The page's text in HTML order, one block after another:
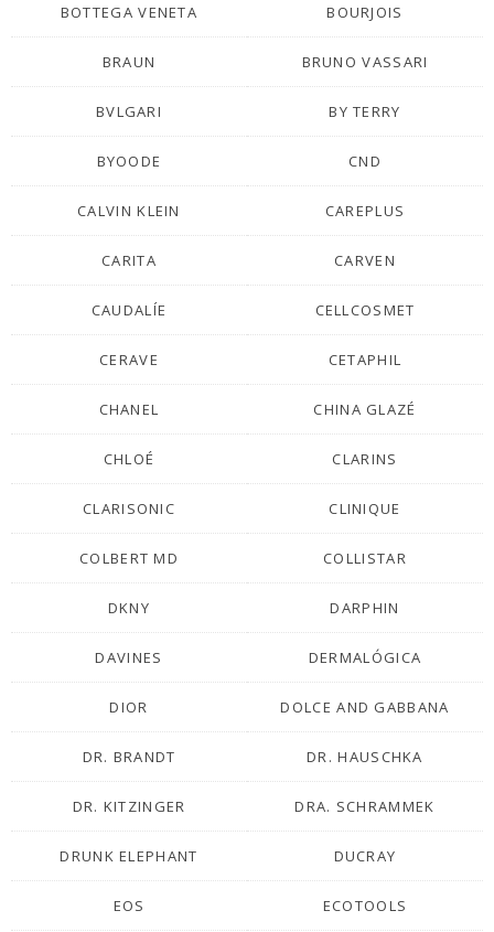
BOTTEGA VENETA BOURJOIS
BRAUN BRUNO VASSARI
BVLGARI BY TERRY
BYOODE CND
CALVIN KLEIN CAREPLUS
CARITA CARVEN
CAUDALÍE CELLCOSMET
CERAVE CETAPHIL
CHANEL CHINA GLAZÉ
CHLOÉ CLARINS
CLARISONIC CLINIQUE
COLBERT MD COLLISTAR
DKNY DARPHIN
DAVINES DERMALÓGICA
DIOR DOLCE AND GABBANA
DR. BRANDT DR. HAUSCHKA
DR. KITZINGER DRA. SCHRAMMEK
DRUNK ELEPHANT DUCRAY
EOS ECOTOOLS